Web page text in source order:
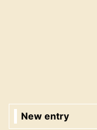
New entry